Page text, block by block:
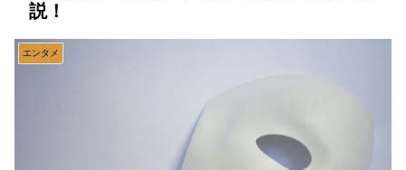
説！
エンタメ